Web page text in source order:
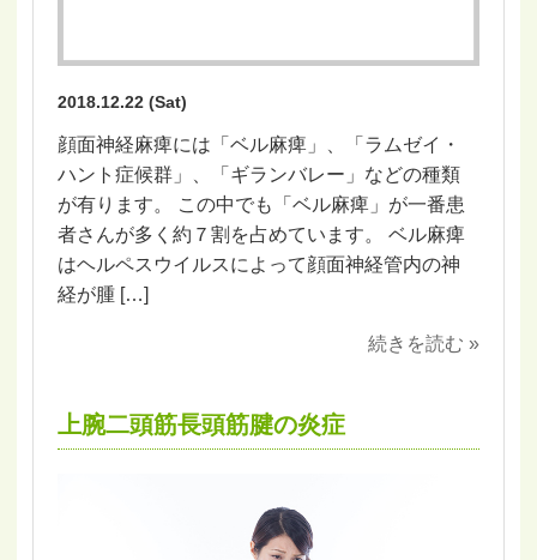
2018.12.22 (Sat)
顔面神経麻痺には「ベル麻痺」、「ラムゼイ・
ハント症候群」、「ギランバレー」などの種類
が有ります。 この中でも「ベル麻痺」が一番患
者さんが多く約７割を占めています。 ベル麻痺
はヘルペスウイルスによって顔面神経管内の神
経が腫 […]
続きを読む »
上腕二頭筋長頭筋腱の炎症